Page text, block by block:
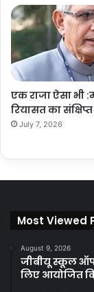
एक राजा ऐसा भी
रियासत का
July 7, 2026
Most Viewed
August 9, 2026
जीबीयू स्कूल ऑफ
लिए आयोजित